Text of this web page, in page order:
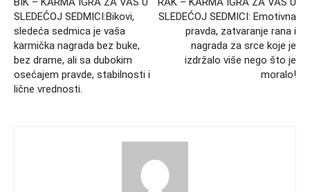
SLEDEĆOJ SEDMICI:Bikovi,
sledeća sedmica je vaša
karmička nagrada bez buke,
bez drame, ali sa dubokim
osećajem pravde, stabilnosti i
lične vrednosti.
SLEDEĆOJ SEDMICI: Emotivna
pravda, zatvaranje rana i
nagrada za srce koje je
izdržalo više nego što je
moralo!